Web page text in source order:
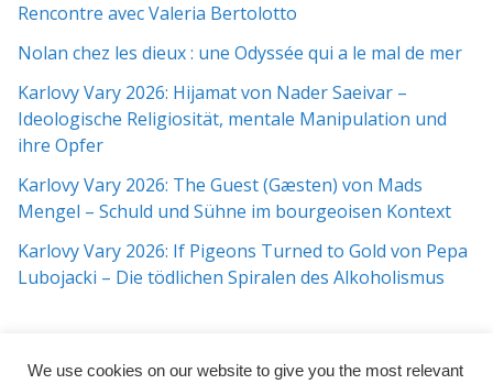
Rencontre avec Valeria Bertolotto
Nolan chez les dieux : une Odyssée qui a le mal de mer
Karlovy Vary 2026: Hijamat von Nader Saeivar​​ –
Ideologische Religiosität, mentale Manipulation und
ihre Opfer
Karlovy Vary 2026: The Guest (Gæsten) von Mads
Mengel – Schuld und Sühne im bourgeoisen Kontext
Karlovy Vary 2026: If Pigeons Turned to Gold von Pepa
Lubojacki – Die tödlichen Spiralen des Alkoholismus
We use cookies on our website to give you the most relevant